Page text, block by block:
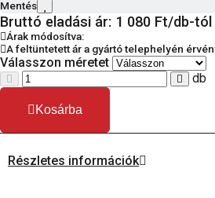
Mentés
Bruttó eladási ár: 1 080 Ft/db-tól
Árak módosítva:
A feltüntetett ár a gyártó telephelyén
Válasszon méretet
db
Kosárba
Részletes információk